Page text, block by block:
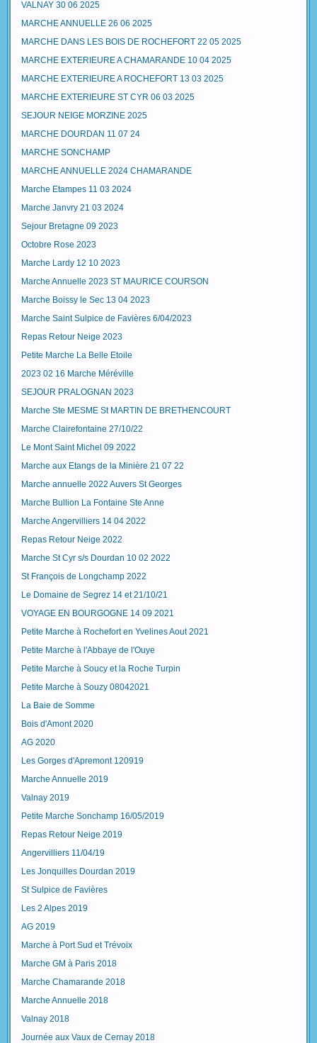
VALNAY 30 06 2025
MARCHE ANNUELLE 26 06 2025
MARCHE DANS LES BOIS DE ROCHEFORT 22 05 2025
MARCHE EXTERIEURE A CHAMARANDE 10 04 2025
MARCHE EXTERIEURE A ROCHEFORT 13 03 2025
MARCHE EXTERIEURE ST CYR 06 03 2025
SEJOUR NEIGE MORZINE 2025
MARCHE DOURDAN 11 07 24
MARCHE SONCHAMP
MARCHE ANNUELLE 2024 CHAMARANDE
Marche Etampes 11 03 2024
Marche Janvry 21 03 2024
Sejour Bretagne 09 2023
Octobre Rose 2023
Marche Lardy 12 10 2023
Marche Annuelle 2023 ST MAURICE COURSON
Marche Boissy le Sec 13 04 2023
Marche Saint Sulpice de Favières 6/04/2023
Repas Retour Neige 2023
Petite Marche La Belle Etoile
2023 02 16 Marche Méréville
SEJOUR PRALOGNAN 2023
Marche Ste MESME St MARTIN DE BRETHENCOURT
Marche Clairefontaine 27/10/22
Le Mont Saint Michel 09 2022
Marche aux Etangs de la Minière 21 07 22
Marche annuelle 2022 Auvers St Georges
Marche Bullion La Fontaine Ste Anne
Marche Angervilliers 14 04 2022
Repas Retour Neige 2022
Marche St Cyr s/s Dourdan 10 02 2022
St François de Longchamp 2022
Le Domaine de Segrez 14 et 21/10/21
VOYAGE EN BOURGOGNE 14 09 2021
Petite Marche à Rochefort en Yvelines Aout 2021
Petite Marche à l'Abbaye de l'Ouye
Petite Marche à Soucy et la Roche Turpin
Petite Marche à Souzy 08042021
La Baie de Somme
Bois d'Amont 2020
AG 2020
Les Gorges d'Apremont 120919
Marche Annuelle 2019
Valnay 2019
Petite Marche Sonchamp 16/05/2019
Repas Retour Neige 2019
Angervilliers 11/04/19
Les Jonquilles Dourdan 2019
St Sulpice de Favières
Les 2 Alpes 2019
AG 2019
Marche à Port Sud et Trévoix
Marche GM à Paris 2018
Marche Chamarande 2018
Marche Annuelle 2018
Valnay 2018
Journée aux Vaux de Cernay 2018